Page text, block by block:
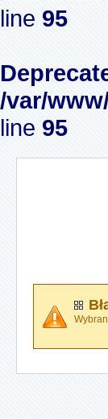
line 95
/var/
line 95